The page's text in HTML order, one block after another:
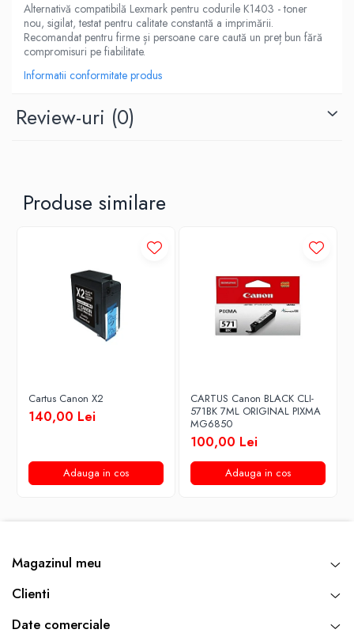
Alternativă compatibilă Lexmark pentru codurile K1403 - toner
nou, sigilat, testat pentru calitate constantă a imprimării.
Recomandat pentru firme și persoane care caută un preț bun fără
compromisuri pe fiabilitate.
Informatii conformitate produs
Review-uri (0)
Produse similare
Cartus Canon X2
140,00 Lei
Adauga in cos
CARTUS Canon BLACK CLI-
571BK 7ML ORIGINAL PIXMA
MG6850
100,00 Lei
Adauga in cos
Magazinul meu
Clienti
Date comerciale